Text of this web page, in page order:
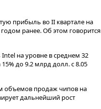
прибыль во II квартале на
ранее. Об этом говорится
на уровне в среднем 32
до 9.2 млрд долл. с 8.05
объемов продаж чипов на
дальнейший рост